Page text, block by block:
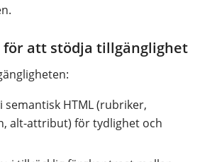
för att stödja tillgänglighet
semantisk HTML (rubriker,
alt-attribut) för tydlighet och